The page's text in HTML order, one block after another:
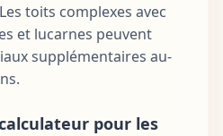
toits complexes avec
et lucarnes peuvent
supplémentaires au-
pour les